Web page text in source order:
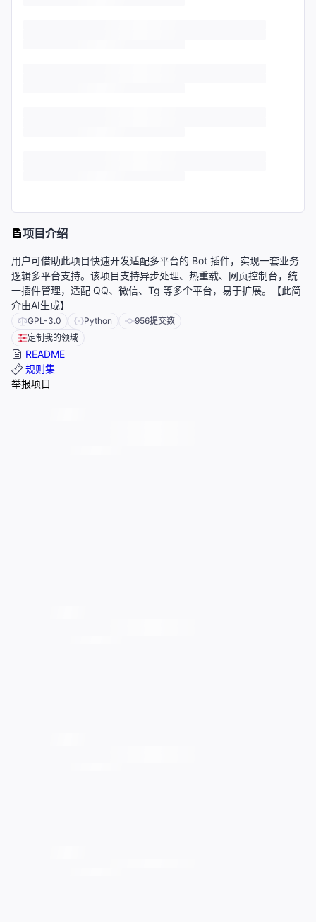
项目介绍
用户可借助此项目快速开发适配多平台的 Bot 插件，实现一套业务
逻辑多平台支持。该项目支持异步处理、热重载、网页控制台，统
一插件管理，适配 QQ、微信、Tg 等多个平台，易于扩展。【此简
介由AI生成】
GPL-3.0 Python 956提交数
定制我的领域
README
规则集
举报项目